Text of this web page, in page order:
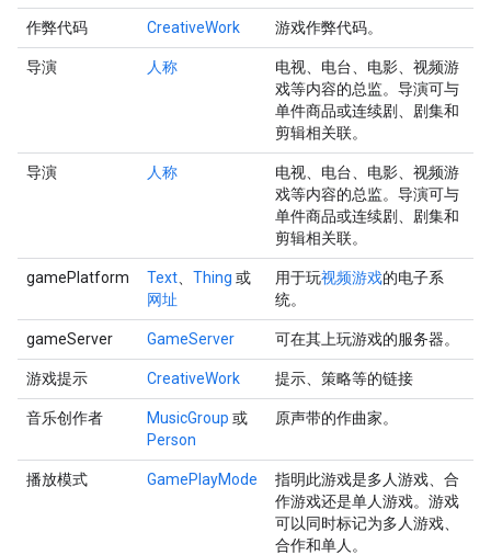
作弊代码 CreativeWork 游戏作弊代码。
导演 人称
电视、电台、电影、视频游
戏等内容的总监。导演可与
单件商品或连续剧、剧集和
剪辑相关联。
导演 人称
电视、电台、电影、视频游
戏等内容的总监。导演可与
单件商品或连续剧、剧集和
剪辑相关联。
gamePlatform Text Thing 或
网址
用于玩视频游戏的电子系
统。
gameServer GameServer 可在其上玩游戏的服务器。
游戏提示 CreativeWork 提示、策略等的链接
音乐创作者 MusicGroup 或
Person
原声带的作曲家。
播放模式 GamePlayMode
指明此游戏是多人游戏、合
作游戏还是单人游戏。游戏
可以同时标记为多人游戏、
合作和单人。